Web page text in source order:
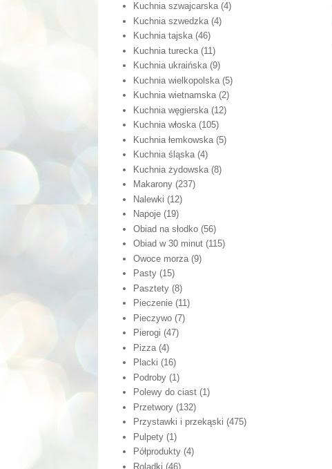
Kuchnia szwajcarska (4)
Kuchnia szwedzka (4)
Kuchnia tajska (46)
Kuchnia turecka (11)
Kuchnia ukraińska (9)
Kuchnia wielkopolska (5)
Kuchnia wietnamska (2)
Kuchnia węgierska (12)
Kuchnia włoska (105)
Kuchnia łemkowska (5)
Kuchnia śląska (4)
Kuchnia żydowska (8)
Makarony (237)
Nalewki (12)
Napoje (19)
Obiad na słodko (56)
Obiad w 30 minut (115)
Owoce morza (9)
Pasty (15)
Pasztety (8)
Pieczenie (11)
Pieczywo (7)
Pierogi (47)
Pizza (4)
Placki (16)
Podroby (1)
Polewy do ciast (1)
Przetwory (132)
Przystawki i przekąski (475)
Pulpety (1)
Półprodukty (4)
Roladki (46)